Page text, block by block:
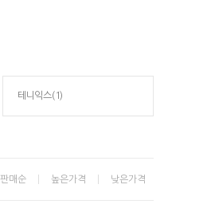
테니익스(1)
판매순 높은가격 낮은가격